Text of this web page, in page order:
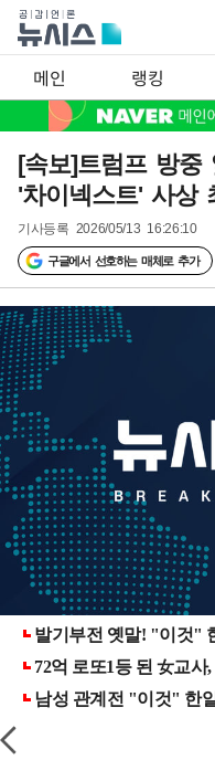
메인 랭킹
[속보]트럼프 방중
'차이넥스트' 사상
기사등록 2026/05/13 16:26:10
구글에서 선호하는 매체로 추가